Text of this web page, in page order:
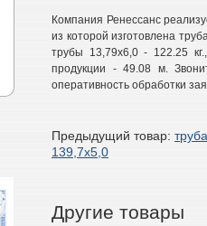
Компания Ренессанс
из которой изготовлена
трубы 13,79х6,0 - 122.25
продукции - 49.08 м.
оперативность обработки
Предыдущий товар: труба
139,7х5,0
Другие товары